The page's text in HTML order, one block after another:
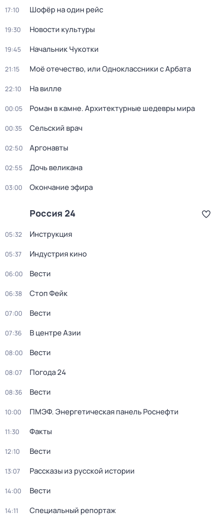
17:10 Шофёр на один рейс
19:30 Новости культуры
19:45 Начальник Чукотки
21:15 Моё отечество, или Одноклассники с Арбата
22:10 На вилле
00:05 Роман в камне. Архитектурные шедевры мира
00:35 Сельский врач
02:50 Аргонавты
02:55 Дочь великана
03:00 Окончание эфира
Россия 24
05:32 Инструкция
05:37 Индустрия кино
06:00 Вести
06:38 Стоп Фейк
07:00 Вести
07:36 В центре Азии
08:00 Вести
08:07 Погода 24
08:36 Вести
10:00 ПМЭФ. Энергетическая панель Роснефти
11:30 Факты
12:10 Вести
13:07 Рассказы из русской истории
14:00 Вести
14:11 Специальный репортаж